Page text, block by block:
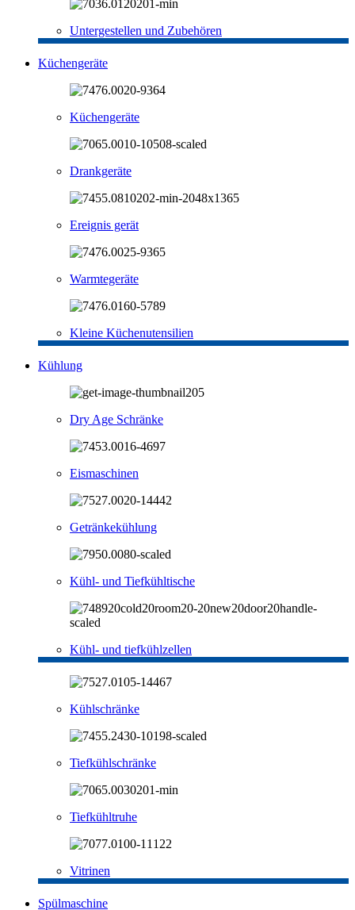
Untergestellen und Zubehören
Küchengeräte
Küchengeräte
Drankgeräte
Ereignis gerät
Warmtegeräte
Kleine Küchenutensilien
Kühlung
Dry Age Schränke
Eismaschinen
Getränkekühlung
Kühl- und Tiefkühltische
Kühl- und tiefkühlzellen
Kühlschränke
Tiefkühlschränke
Tiefkühltruhe
Vitrinen
Spülmaschine